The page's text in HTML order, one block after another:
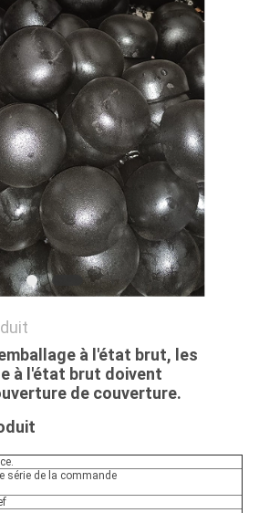
à l'état brut, les
à l'état brut doivent
de couverture.
série de la commande